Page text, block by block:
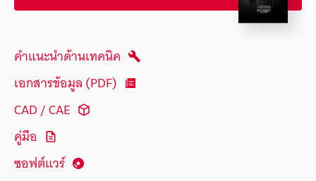
คำแนะนำด้านเทคนิค
เอกสารข้อมูล (PDF)
CAD / CAE
คู่มือ
ซอฟต์แวร์